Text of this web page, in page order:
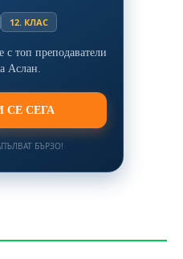
12. КЛАС
с топ преподаватели
Аслан.
СЕГА
БЪРЗО!